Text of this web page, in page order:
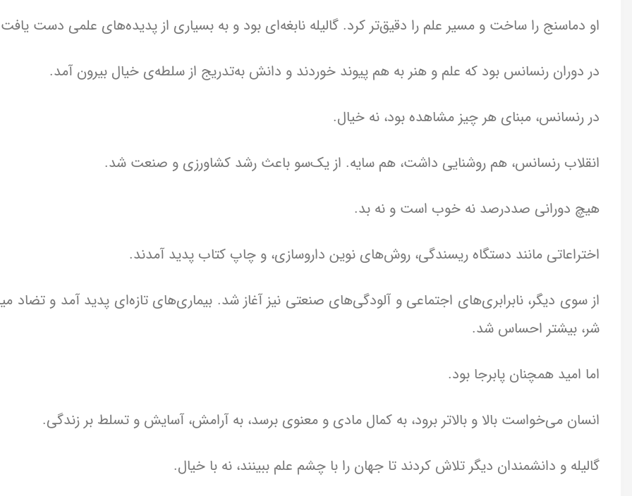
او دماسنج را ساخت و مسیر علم را دقیق‌تر کرد. گالیله نابغه‌ای بود و به بسیاری از پدیده‌های علمی دست
در دوران رنسانس بود که علم و هنر به هم پیوند خوردند و دانش به‌تدریج از سلطه‌ی خیال بیرون آمد.
در رنسانس، مبنای هر چیز مشاهده بود، نه خیال.
انقلاب رنسانس، هم روشنایی داشت، هم سایه. از یک‌سو باعث رشد کشاورزی و صنعت شد.
هیچ دورانی صددرصد نه خوب است و نه بد.
اختراعاتی مانند دستگاه ریسندگی، روش‌های نوین داروسازی، و چاپ کتاب پدید آمدند.
از سوی دیگر، نابرابری‌های اجتماعی و آلودگی‌های صنعتی نیز آغاز شد. بیماری‌های تازه‌ای پدید آمد و تضاد
شر، بیشتر احساس شد.
اما امید همچنان پابرجا بود.
انسان می‌خواست بالا و بالاتر برود، به کمال مادی و معنوی برسد، به آرامش، آسایش و تسلط بر زندگی.
گالیله و دانشمندان دیگر تلاش کردند تا جهان را با چشم علم ببینند، نه با خیال.